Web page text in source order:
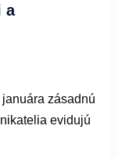
a
zásadnú
evidujú